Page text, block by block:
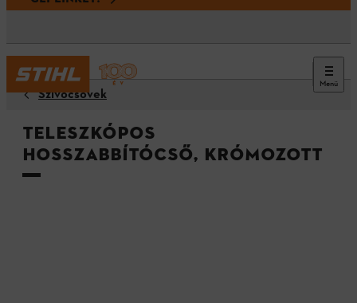
Menü
Szívócsövek
Teleszkópos
hosszabbítócső, krómozott